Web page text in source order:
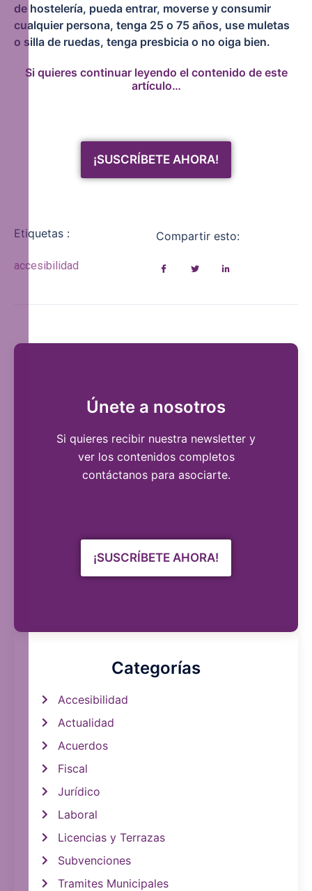
de hostelería, pueda entrar, moverse y consumir
cualquier persona, tenga 25 o 75 años, use muletas
o silla de ruedas, tenga presbicia o no oiga bien.
Si quieres continuar leyendo el contenido de este
artículo…
¡SUSCRÍBETE AHORA!
Etiquetas :
accesibilidad
Compartir esto:
Únete a nosotros
Si quieres recibir nuestra newsletter y
ver los contenidos completos
contáctanos para asociarte.
¡SUSCRÍBETE AHORA!
Categorías
Accesibilidad
Actualidad
Acuerdos
Fiscal
Jurídico
Laboral
Licencias y Terrazas
Subvenciones
Tramites Municipales